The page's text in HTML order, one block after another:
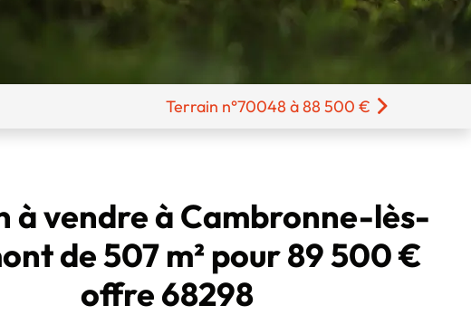
Terrain n°70048 à 88 500 €
à vendre à Cambronne-lès-
de 507 m² pour 89 500 €
offre 68298